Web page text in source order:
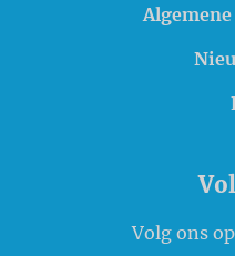
Volg ons